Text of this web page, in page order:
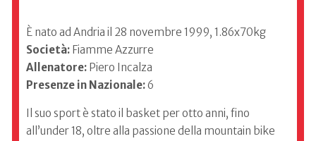
È nato ad Andria il 28 novembre 1999, 1.86x70kg
Società: Fiamme Azzurre
Allenatore: Piero Incalza
Presenze in Nazionale:6
Il suo sport è stato il basket per otto anni, fino
all’under 18, oltre alla passione della mountain bike